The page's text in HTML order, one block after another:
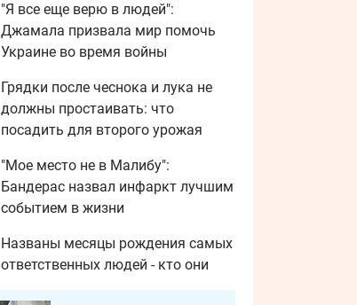
"Я все еще верю в людей":
Джамала призвала мир помочь
Украине во время войны
Грядки после чеснока и лука не
должны простаивать: что
посадить для второго урожая
"Мое место не в Малибу":
Бандерас назвал инфаркт лучшим
событием в жизни
Названы месяцы рождения самых
ответственных людей - кто они